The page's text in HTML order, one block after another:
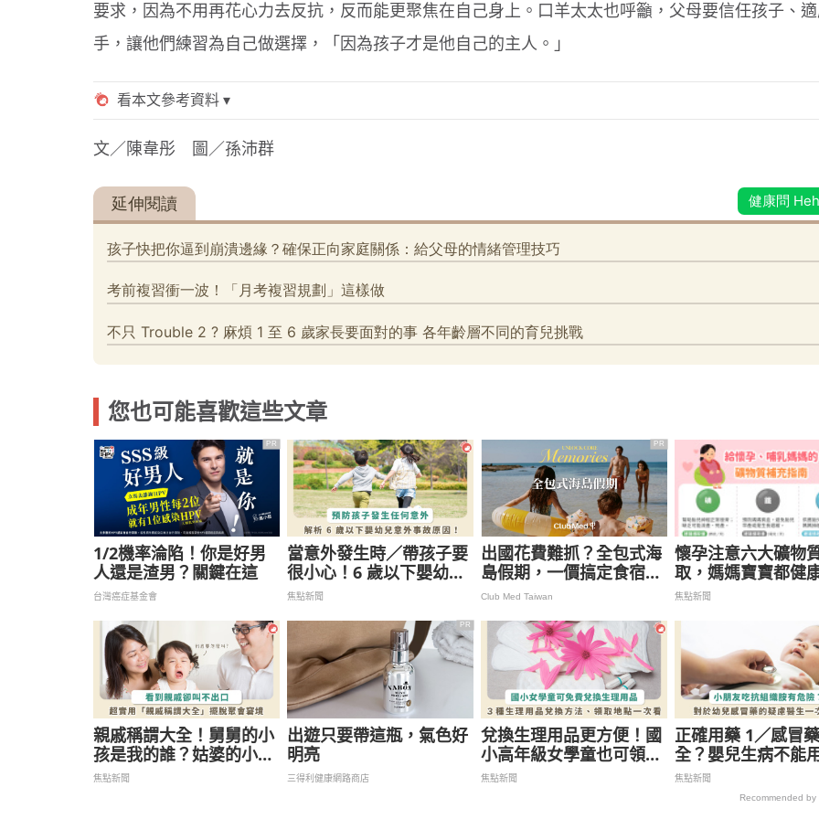
要求，因為不用再花心力去反抗，反而能更聚焦在自己身上。口羊太太也呼籲，父母要信任孩子、
手，讓他們練習為自己做選擇，「因為孩子才是他自己的主人。」
文／陳韋彤 圖／孫沛群
您也可能喜歡這些文章
PR
1/2機率淪陷！你是好男
人還是渣男？關鍵在這
台灣癌症基金會
當意外發生時／帶孩子要
很小心！6 歲以下嬰幼兒
常見死亡原因全解析
焦點新聞
PR
出國花費難抓？全包式海
島假期，一價搞定食宿玩
樂，省錢更省心！
Club Med Taiwan
懷孕注意六大礦物
取，媽媽寶寶都健
焦點新聞
親戚稱謂大全！舅舅的小
孩是我的誰？姑婆的小孩
我該叫什麼？
焦點新聞
PR
出遊只要帶這瓶，氣色好
明亮
三得利健康網路商店
兌換生理用品更方便！國
小高年級女學童也可領免
費生理用品、3 大超商可
焦點新聞
正確用藥 1／感冒
全？嬰兒生病不能
織胺？家長疑慮兒
焦點新聞
Recommended by